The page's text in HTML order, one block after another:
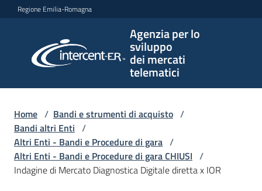
Vai al contenuto
Vai alla navigazione
Vai al footer
Regione Emilia-Romagna
Agenzia per lo
sviluppo
dei mercati
telematici
per lo
sviluppo
telematici
L'Agenzia
Home / Bandi e strumenti di acquisto /
Bandi altri Enti /
Altri Enti - Bandi e Procedure di gara /
Altri Enti - Bandi e Procedure di gara CHIUSI /
Indagine di Mercato Diagnostica Digitale diretta x IOR